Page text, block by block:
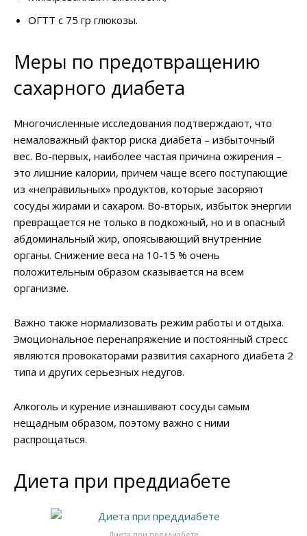
ОГТТ с 75 гр глюкозы.
Меры по предотвращению
сахарного диабета
Многочисленные исследования подтверждают, что
немаловажный фактор риска диабета – избыточный
вес. Во-первых, наиболее частая причина ожирения –
это лишние калории, причем чаще всего поступающие
из «неправильных» продуктов, которые засоряют
сосуды жирами и сахаром. Во-вторых, избыток энергии
превращается не только в подкожный, но и в опасный
абдоминальный жир, опоясывающий внутренние
органы. Снижение веса на 10-15 % очень
положительным образом сказывается на всем
организме.
Важно также нормализовать режим работы и отдыха.
Эмоциональное перенапряжение и постоянный стресс
являются провокаторами развития сахарного диабета 2
типа и других серьезных недугов.
Алкоголь и курение изнашивают сосуды самым
нещадным образом, поэтому важно с ними
распрощаться.
Диета при преддиабете